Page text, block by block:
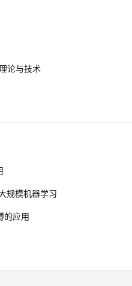
及Sklearn中异常检测
论与技术
规模机器学习
的应用